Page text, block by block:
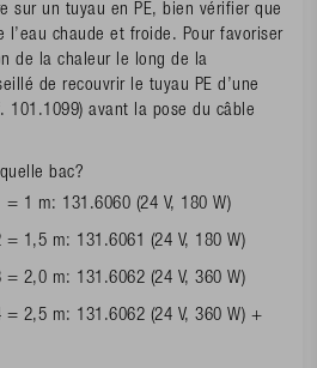
sur un tuyau en PE, bien vérifier que
l’eau chaude et froide. Pour favoriser
de la chaleur le long de la
de recouvrir le tuyau PE d’une
101.1099) avant la pose du câble
bac?
1 m: 131.6060 (24 V, 180 W)
1,5 m: 131.6061 (24 V, 180 W)
2,0 m: 131.6062 (24 V, 360 W)
= 2,5 m: 131.6062 (24 V, 360 W) +